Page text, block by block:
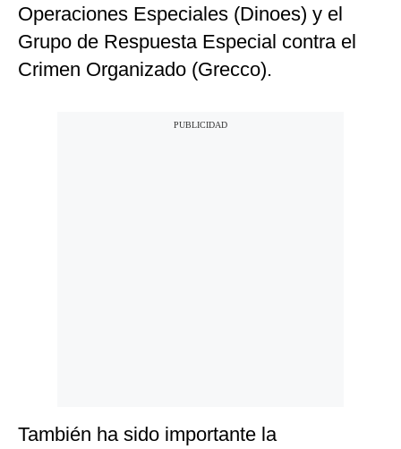
Operaciones Especiales (Dinoes) y el
Grupo de Respuesta Especial contra el
Crimen Organizado (Grecco).
También ha sido importante la